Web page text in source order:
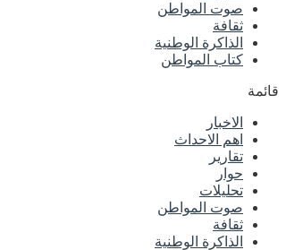
صوت المواطن
ثقافة
الذاكرة الوطنية
كتاب المواطن
قائمة
الاخبار
اهم الاحداث
تقارير
حوار
تحليلات
صوت المواطن
ثقافة
الذاكرة الوطنية